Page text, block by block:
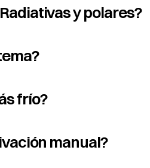
y polares?
frío?
manual?